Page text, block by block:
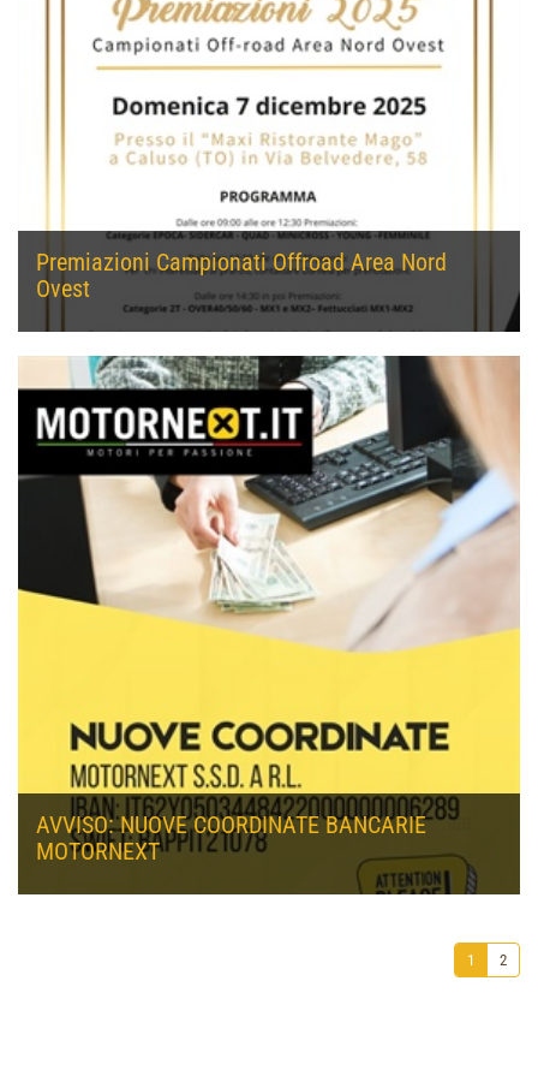
Premiazioni Campionati Offroad Area Nord
Ovest
AVVISO: NUOVE COORDINATE BANCARIE
MOTORNEXT
NUOVE COORDINATE BANCARIE PER EFFETTUARE I VOSTRI
1 2